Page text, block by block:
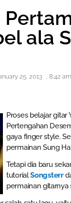
ala
25, 2013 , 8:42 am
Proses belajar gitar
Pertengahan
gaya finger style.
permainan Sung
Tetapi dia baru
tutorialSongsterr
permainan